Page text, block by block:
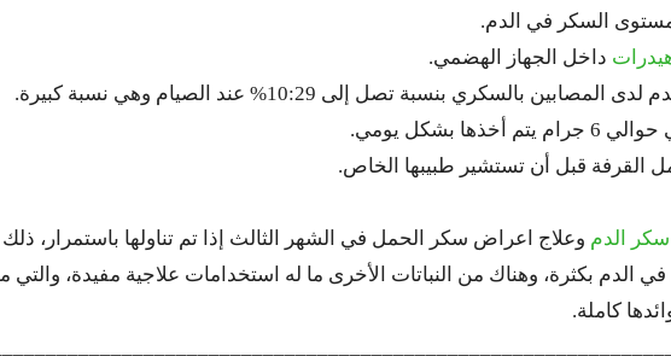
السكر في الدم.
داخل الجهاز الهضمي.
بنسبة تصل إلى 10:29% عند الصيام وهي نسبة كبيرة.
بشكل يومي.
القرفة قبل أن تستشير طبيبها الخاص.
الدم وعلاج اعراض سكر الحمل في الشهر الثالث إذا تم تناولها باستمرار،
في الدم بكثرة، وهناك من النباتات الأخرى ما له استخدامات علاجية مفيدة،
كاملة.